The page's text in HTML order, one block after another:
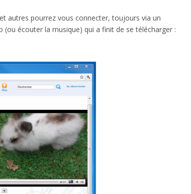
autres pourrez vous connecter, toujours via un
écouter la musique) qui a finit de se télécharger :